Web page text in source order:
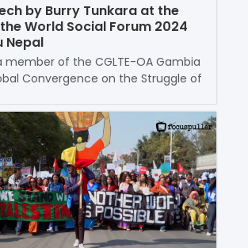
by Burry Tunkara at the
World Social Forum 2024
Nepal
member of the CGLTE-OA Gambia
Convergence on the Struggle of